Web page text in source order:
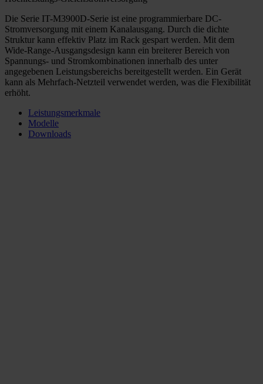
Die Serie IT-M3900D-Serie ist eine programmierbare DC-
Stromversorgung mit einem Kanalausgang. Durch die dichte
Struktur kann effektiv Platz im Rack gespart werden. Mit dem
Wide-Range-Ausgangsdesign kann ein breiterer Bereich von
Spannungs- und Stromkombinationen innerhalb des unter
angegebenen Leistungsbereichs bereitgestellt werden. Ein Gerät
kann als Mehrfach-Netzteil verwendet werden, was die Flexibilität
erhöht.
Leistungsmerkmale
Modelle
Downloads